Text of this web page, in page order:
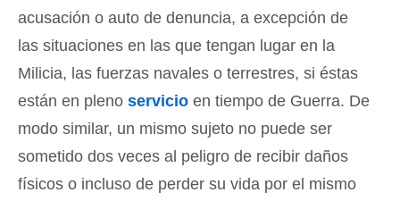
acusación o auto de denuncia, a excepción de
las situaciones en las que tengan lugar en la
Milicia, las fuerzas navales o terrestres, si éstas
están en pleno servicio en tiempo de Guerra. De
modo similar, un mismo sujeto no puede ser
sometido dos veces al peligro de recibir daños
físicos o incluso de perder su vida por el mismo